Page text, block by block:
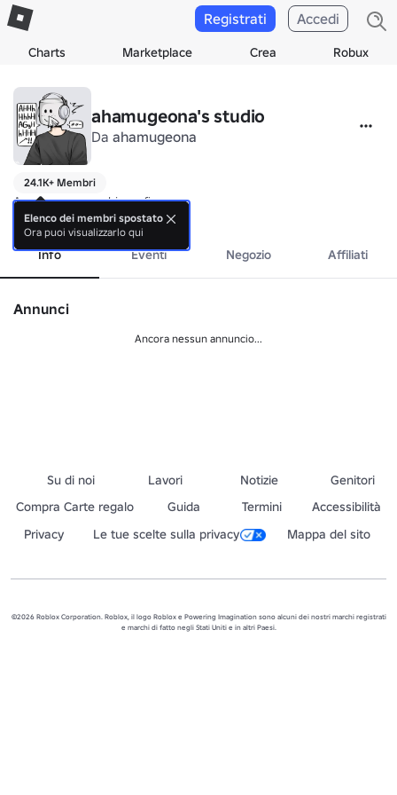
Charts Marketplace Crea Robux
Registrati Accedi
ahamugeona's studio
Da ahamugeona
24.1K+ Membri
Ancora nessuna biografia.
mostra di più
Info Eventi Negozio Affiliati
Annunci
Ancora nessun annuncio...
Su di noi Lavori Notizie
Genitori
Compra Carte regalo
Guida Termini
Accessibilità
Privacy
Le tue scelte sulla privacy Mappa del sito
©2026 Roblox Corporation. Roblox, il logo Roblox e Powering Imagination sono alcuni dei nostri marchi registrati
e marchi di fatto negli Stati Uniti e in altri Paesi.
Elenco dei membri spostato
Ora puoi visualizzarlo qui